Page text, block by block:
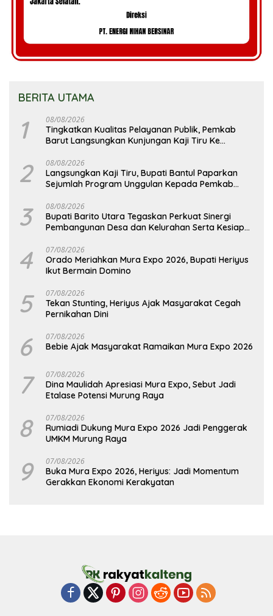
BERITA UTAMA
1 08/08/2026
Tingkatkan Kualitas Pelayanan Publik, Pemkab
Barut Langsungkan Kunjungan Kaji Tiru Ke
2 08/08/2026
Langsungkan Kaji Tiru, Bupati Bantul Paparkan
Sejumlah Program Unggulan Kepada Pemkab
3 08/08/2026
Bupati Barito Utara Tegaskan Perkuat Sinergi
Pembangunan Desa dan Kelurahan Serta Kesiapan
4 07/08/2026
Orado Meriahkan Mura Expo 2026, Bupati Heriyus
Ikut Bermain Domino
5 07/08/2026
Tekan Stunting, Heriyus Ajak Masyarakat Cegah
Pernikahan Dini
6 07/08/2026
Bebie Ajak Masyarakat Ramaikan Mura Expo 2026
7 07/08/2026
Dina Maulidah Apresiasi Mura Expo, Sebut Jadi
Etalase Potensi Murung Raya
8 07/08/2026
Rumiadi Dukung Mura Expo 2026 Jadi Penggerak
UMKM Murung Raya
9 07/08/2026
Buka Mura Expo 2026, Heriyus: Jadi Momentum
Gerakkan Ekonomi Kerakyatan